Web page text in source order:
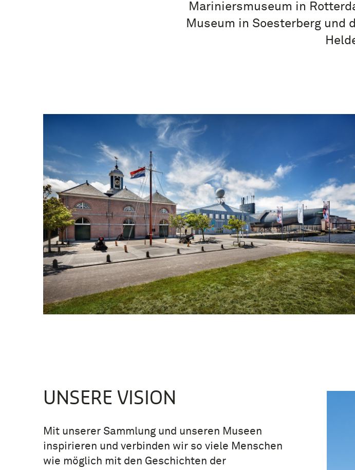
Mariniersmuseum in
Museum in Soesterberg und
UNSERE VISION
Mit unserer Sammlung und unseren Museen
inspirieren und verbinden wir so viele Menschen
wie möglich mit den Geschichten der